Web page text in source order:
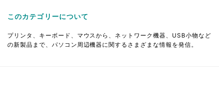
このカテゴリーについて
プリンタ、キーボード、マウスから、ネットワーク機器、USB小物など
の新製品まで、パソコン周辺機器に関するさまざまな情報を発信。